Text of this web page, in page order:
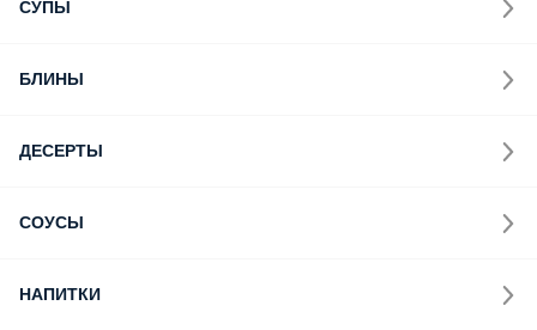
СУПЫ
БЛИНЫ
ДЕСЕРТЫ
СОУСЫ
НАПИТКИ